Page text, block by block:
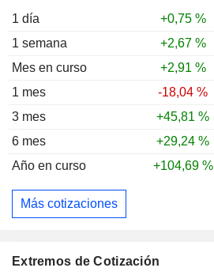
1 día
+0,75 %
1 semana
+2,67 %
Mes en curso
+2,91 %
1 mes
-18,04 %
3 mes
+45,81 %
6 mes
+29,24 %
Año en curso
+104,69 %
Más cotizaciones
Extremos de Cotización